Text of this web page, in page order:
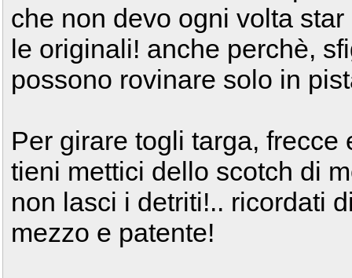
che non devo ogni volta
le originali! anche perchè,
possono rovinare solo in
Per girare togli targa,
tieni mettici dello scotch di
non lasci i detriti!.. ricordati
mezzo e patente!